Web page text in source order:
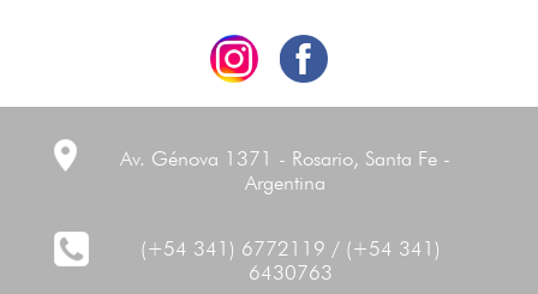
Av. Génova 1371 - Rosario, Santa Fe -
Argentina
(+54 341) 6772119 / (+54 341)
6430763